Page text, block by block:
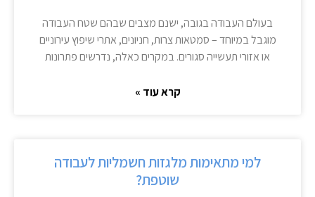
בעולם העבודה בגובה, ישנם מצבים שבהם שטח העבודה
מוגבל במיוחד – סמטאות צרות, חניונים, אתרי שיפוץ עירוניים
או אזורי תעשייה סגורים. במקרים כאלה, נדרשים פתרונות
קרא עוד »
למי מתאימות מלגזות חשמליות לעבודה
שוטפת?